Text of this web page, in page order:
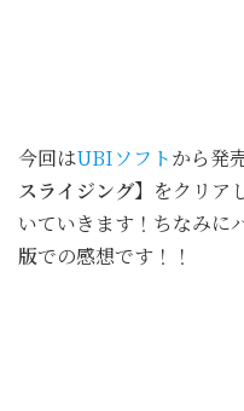
今回はUBIソフトから発
スライジング】 をクリア
いていきます！ちなみに
版での感想です！！